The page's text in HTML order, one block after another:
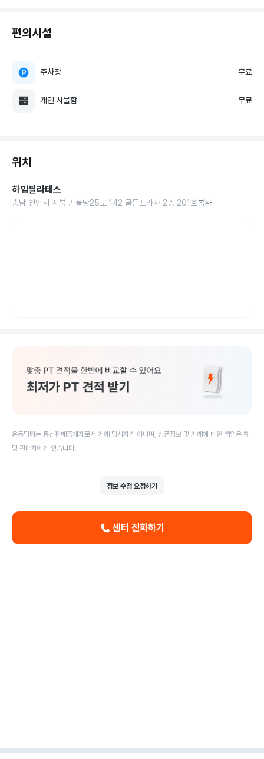
편의시설
주차장 무료
개인 사물함 무료
위치
하임필라테스
충남 천안시 서북구 불당25로 142 골든프라자 2층 201호복사
운동닥터는 통신판매중개자로서 거래 당사자가 아니며, 상품정보 및 거래에 대한 책임은 해
당 판매자에게 있습니다.
정보 수정 요청하기
센터 전화하기